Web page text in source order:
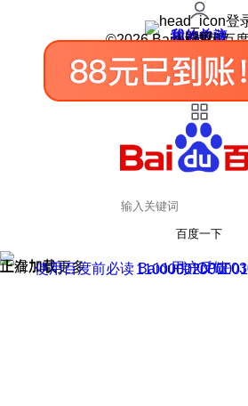
登
我的关注
我的收藏
皮肤中心
用户反馈
设置
©2026 Baidu 使用百
百度一下
正在加载
上滑加载更多 用户反馈
使用百度前必读 Baidu 京ICP证
京公网安备